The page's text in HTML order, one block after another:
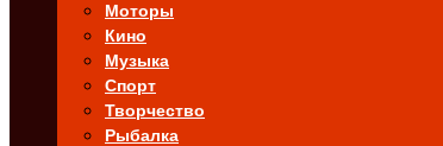
Моторы
Кино
Музыка
Спорт
Творчество
Рыбалка